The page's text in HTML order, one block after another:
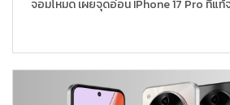
จอมโหมด เผยจุดอ่อน IPhone 17 Pro ที่แท้